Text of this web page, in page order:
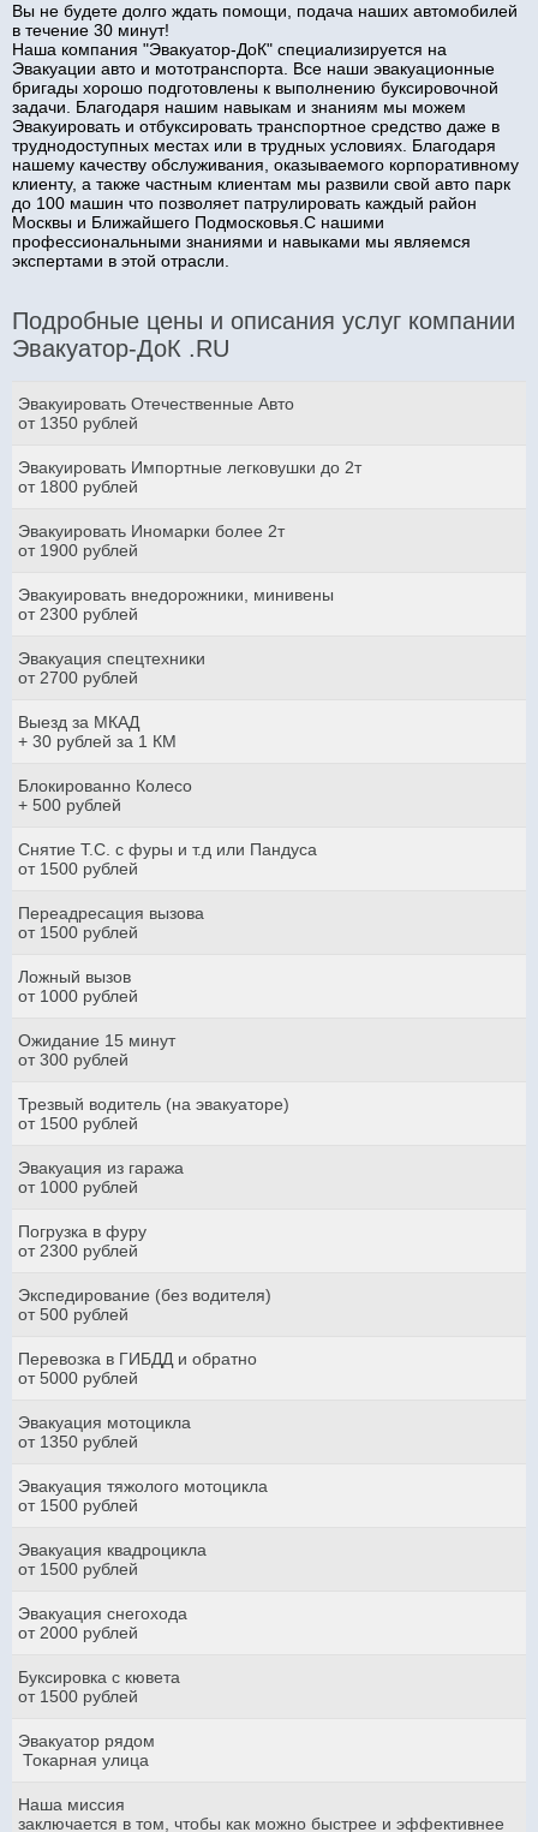
Вы не будете долго ждать помощи, подача наших автомобилей
в течение 30 минут!
Наша компания "Эвакуатор-ДоК" специализируется на
Эвакуации авто и мототранспорта. Все наши эвакуационные
бригады хорошо подготовлены к выполнению буксировочной
задачи. Благодаря нашим навыкам и знаниям мы можем
Эвакуировать и отбуксировать транспортное средство даже в
труднодоступных местах или в трудных условиях. Благодаря
нашему качеству обслуживания, оказываемого корпоративному
клиенту, а также частным клиентам мы развили свой авто парк
до 100 машин что позволяет патрулировать каждый район
Москвы и Ближайшего Подмосковья.С нашими
профессиональными знаниями и навыками мы являемся
экспертами в этой отрасли.
Подробные цены и описания услуг компании
Эвакуатор-ДоК .RU
Эвакуировать Отечественные Авто
от 1350 рублей
Эвакуировать Импортные легковушки до 2т
от 1800 рублей
Эвакуировать Иномарки более 2т
от 1900 рублей
Эвакуировать внедорожники, минивены
от 2300 рублей
Эвакуация спецтехники
от 2700 рублей
Выезд за МКАД
+ 30 рублей за 1 КМ
Блокированно Колесо
+ 500 рублей
Снятие Т.С. с фуры и т.д или Пандуса
от 1500 рублей
Переадресация вызова
от 1500 рублей
Ложный вызов
от 1000 рублей
Ожидание 15 минут
от 300 рублей
Трезвый водитель (на эвакуаторе)
от 1500 рублей
Эвакуация из гаража
от 1000 рублей
Погрузка в фуру
от 2300 рублей
Экспедирование (без водителя)
от 500 рублей
Перевозка в ГИБДД и обратно
от 5000 рублей
Эвакуация мотоцикла
от 1350 рублей
Эвакуация тяжолого мотоцикла
от 1500 рублей
Эвакуация квадроцикла
от 1500 рублей
Эвакуация снегохода
от 2000 рублей
Буксировка с кювета
от 1500 рублей
Эвакуатор рядом
Токарная улица
Наша миссия
заключается в том, чтобы как можно быстрее и эффективнее